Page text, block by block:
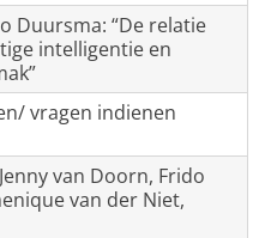
Duursma: “De relatie
intelligentie en
vragen indienen
van Doorn, Frido
van der Niet,